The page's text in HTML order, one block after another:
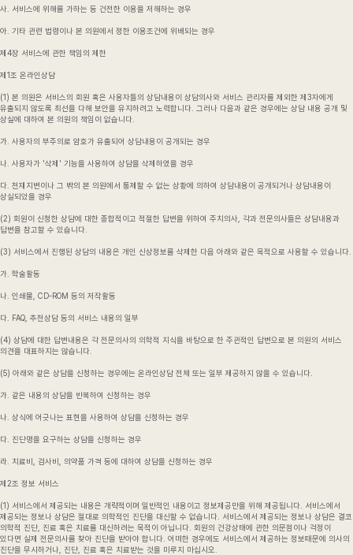
사. 서비스에 위해를 가하는 등 건전한 이용을 저해하는 경우
아. 기타 관련 법령이나 본 의원에서 정한 이용조건에 위배되는 경우
제4장 서비스에 관한 책임의 제한
제1조 온라인상담
(1) 본 의원은 서비스의 회원 혹은 사용자들의 상담내용이 상담의사와 서비스 관리자를 제외한 제3자에게
유출되지 않도록 최선을 다해 보안을 유지하려고 노력합니다. 그러나 다음과 같은 경우에는 상담 내용 공개 및
상실에 대하여 본 의원의 책임이 없습니다.
가. 사용자의 부주의로 암호가 유출되어 상담내용이 공개되는 경우
나. 사용자가 '삭제' 기능을 사용하여 상담을 삭제하였을 경우
다. 천재지변이나 그 밖의 본 의원에서 통제할 수 없는 상황에 의하여 상담내용이 공개되거나 상담내용이
상실되었을 경우
(2) 회원이 신청한 상담에 대한 종합적이고 적절한 답변을 위하여 주치의사, 각과 전문의사들은 상담내용과
답변을 참고할 수 있습니다.
(3) 서비스에서 진행된 상담의 내용은 개인 신상정보를 삭제한 다음 아래와 같은 목적으로 사용할 수 있습니다.
가. 학술활동
나. 인쇄물, CD-ROM 등의 저작활동
다. FAQ, 추천상담 등의 서비스 내용의 일부
(4) 상담에 대한 답변내용은 각 전문의사의 의학적 지식을 바탕으로 한 주관적인 답변으로 본 의원의 서비스
의견을 대표하지는 않습니다.
(5) 아래와 같은 상담을 신청하는 경우에는 온라인상담 전체 또는 일부 제공하지 않을 수 있습니다.
가. 같은 내용의 상담을 반복하여 신청하는 경우
나. 상식에 어긋나는 표현을 사용하여 상담을 신청하는 경우
다. 진단명을 요구하는 상담을 신청하는 경우
라. 치료비, 검사비, 의약품 가격 등에 대하여 상담을 신청하는 경우
제2조 정보 서비스
(1) 서비스에서 제공되는 내용은 개략적이며 일반적인 내용이고 정보제공만을 위해 제공됩니다. 서비스에서
제공되는 정보나 상담은 절대로 의학적인 진단을 대신할 수 없습니다. 서비스에서 제공되는 정보나 상담은 결코
의학적 진단, 진료 혹은 치료를 대신하려는 목적이 아닙니다. 회원의 건강상태에 관한 의문점이나 걱정이
있다면 실제 전문의사를 찾아 진단을 받아야 합니다. 어떠한 경우에도 서비스에서 제공하는 정보때문에 의사의
진단을 무시하거나, 진단, 진료 혹은 치료받는 것을 미루지 마십시오.